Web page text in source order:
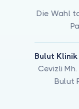
Die Wahl
Bulut
Cevizli
Bulut